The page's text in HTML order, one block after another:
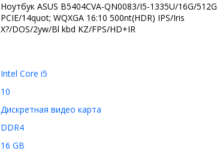
Ноутбук ASUS B5404CVA-QN0083/I5-1335U/16G/512G
PCIE/14quot; WQXGA 16:10 500nt(HDR) IPS/Iris
X?/DOS/2yw/Bl kbd KZ/FPS/HD+IR
Intel Core i5
10
Дискретная видео карта
DDR4
16 GB